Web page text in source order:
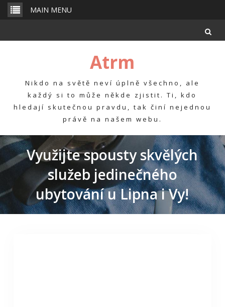
Skip
MAIN MENU
Atrm
Nikdo na světě neví úplně všechno, ale
každý si to může někde zjistit. Ti, kdo
hledají skutečnou pravdu, tak činí nejednou
právě na našem webu.
Využijte spousty skvělých
služeb jedinečného
ubytování u Lipna i Vy!